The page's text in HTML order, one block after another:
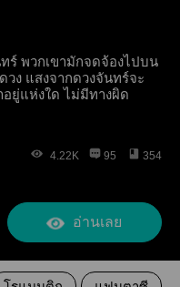
ร์ พวกเขามักจดจ้องไปบน
วง แสงจากดวงจันทร์จะ
อยู่แห่งใด ไม่มีทางผิด
4.22K 95 354
อ่านเลย